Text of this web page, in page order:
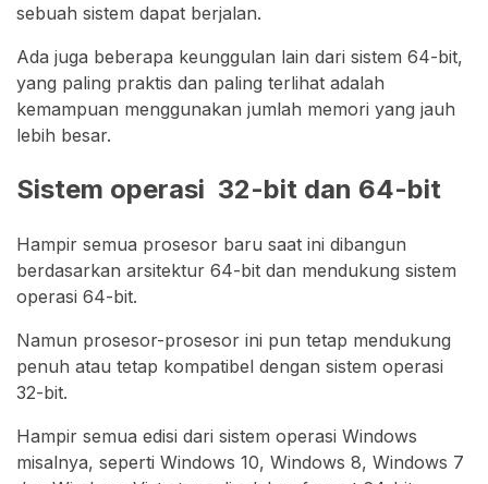
sebuah sistem dapat berjalan.
Ada juga beberapa keunggulan lain dari sistem 64-bit,
yang paling praktis dan paling terlihat adalah
kemampuan menggunakan jumlah memori yang jauh
lebih besar.
Sistem operasi 32-bit dan 64-bit
Hampir semua prosesor baru saat ini dibangun
berdasarkan arsitektur 64-bit dan mendukung sistem
operasi 64-bit.
Namun prosesor-prosesor ini pun tetap mendukung
penuh atau tetap kompatibel dengan sistem operasi
32-bit.
Hampir semua edisi dari sistem operasi Windows
misalnya, seperti Windows 10, Windows 8, Windows 7